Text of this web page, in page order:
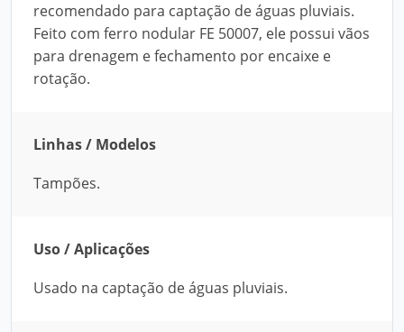
recomendado para captação de águas pluviais.
Feito com ferro nodular FE 50007, ele possui vãos
para drenagem e fechamento por encaixe e
rotação.
Linhas / Modelos
Tampões.
Uso / Aplicações
Usado na captação de águas pluviais.